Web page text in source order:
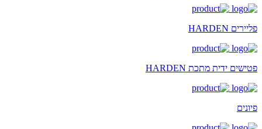
פליירים HARDEN
פטישים ידית מתכת HARDEN
פיונים